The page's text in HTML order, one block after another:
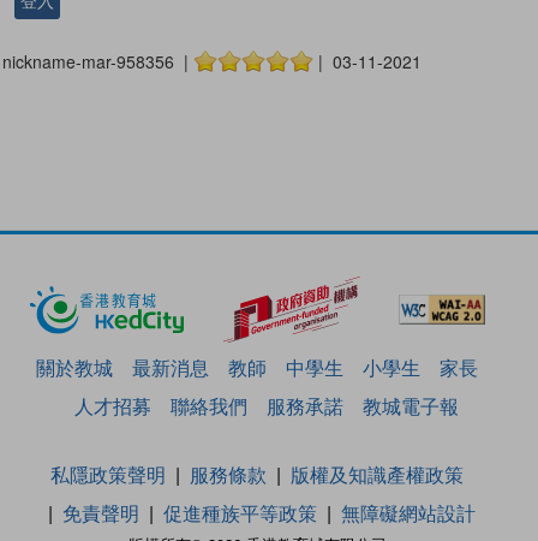
nickname-mar-958356 | | 03-11-2021
關於教城 最新消息 教師 中學生 小學生
家長
人才招募
聯絡我們 服務承諾 教城電子報
私隱政策聲明 服務條款
版權及知識產權政策
免責聲明
促進種族平等政策 無障礙網站設計